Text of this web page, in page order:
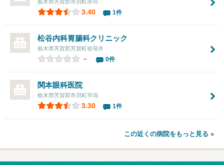
栃木県芳賀郡市貝町赤羽
3.40 1件
松谷内科胃腸科クリニック
栃木県芳賀郡芳賀町祖母井
－ 0件
関本眼科医院
栃木県芳賀郡市貝町市塙
3.30 1件
この近くの病院をもっと見る »